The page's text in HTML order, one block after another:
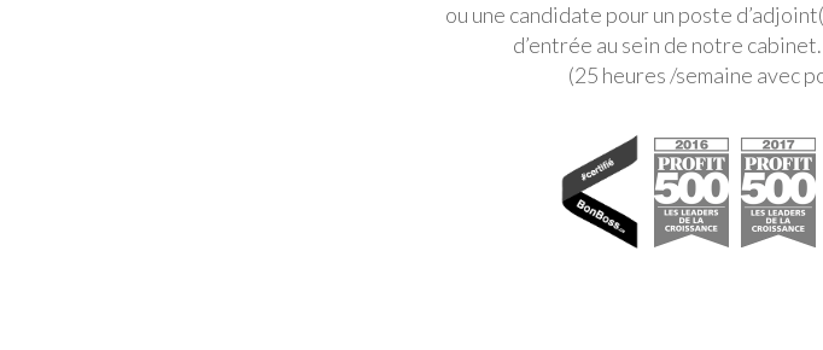
ou une candidate pour un poste
d’entrée au sein de notre
(25 heures /semaine avec